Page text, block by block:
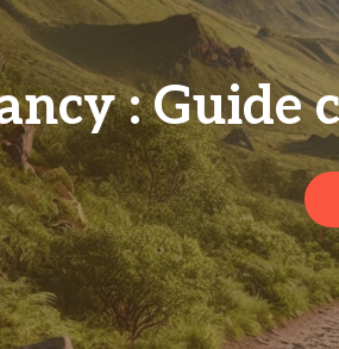
: Guide